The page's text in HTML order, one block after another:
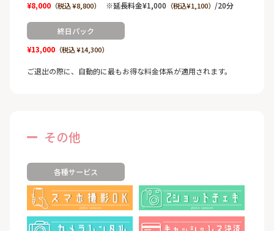
¥8,000（税込 ¥8,800） ※延長料金¥1,000 （税込¥1,100） /20分
終日パック
¥13,000（税込 ¥14,300）
ご退出の際に、自動的に最もお得な料金体系が適用されます。
その他
各種サービス